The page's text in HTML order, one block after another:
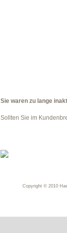
Sie waren zu lange
Sollten Sie im
Copyright © 2010